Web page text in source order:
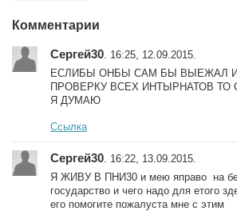
Комментарии
Сергей30 . 16:25, 12.09.2015.
ЕСЛИБЫ ОНБЫ САМ БЫ ВЫЕЖАЛ
ПРОВЕРКУ ВСЕХ ИНТЫРНАТОВ
Я ДУМАЮ
Ссылка
Сергей30 . 16:22, 13.09.2015.
Я ЖИВУ В ПНИ30 и мею яправо на
государство и чего надо для етого
его помогите пожалуста мне с этим